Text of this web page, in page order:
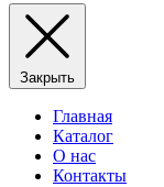
Закрыть
Главная
Каталог
О нас
Контакты